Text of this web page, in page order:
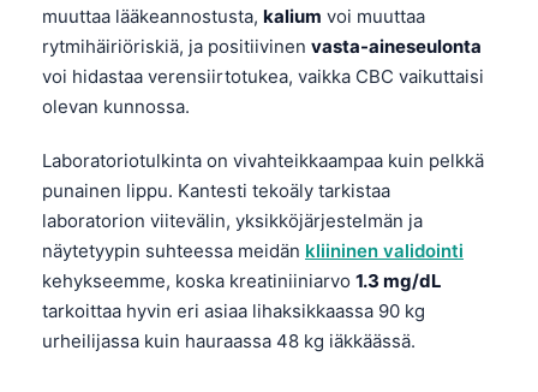
muuttaa lääkeannostusta, kalium voi muuttaa
rytmihäiriöriskiä, ja positiivinen vasta-aineseulonta
voi hidastaa verensiirtotukea, vaikka CBC vaikuttaisi
olevan kunnossa.
Laboratoriotulkinta on vivahteikkaampaa kuin pelkkä
punainen lippu. Kantesti tekoäly tarkistaa
laboratorion viitevälin, yksikköjärjestelmän ja
näytetyypin suhteessa meidän kliininen validointi
kehykseemme, koska kreatiniiniarvo 1.3 mg/dL
tarkoittaa hyvin eri asiaa lihaksikkaassa 90 kg
urheilijassa kuin hauraassa 48 kg iäkkäässä.